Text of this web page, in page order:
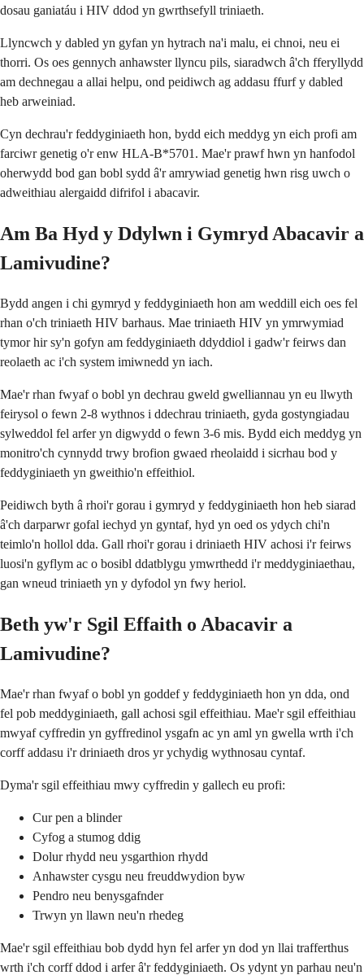
dosau ganiatáu i HIV ddod yn gwrthsefyll triniaeth.
Llyncwch y dabled yn gyfan yn hytrach na'i malu, ei chnoi, neu ei
thorri. Os oes gennych anhawster llyncu pils, siaradwch â'ch fferyllydd
am dechnegau a allai helpu, ond peidiwch ag addasu ffurf y dabled
heb arweiniad.
Cyn dechrau'r feddyginiaeth hon, bydd eich meddyg yn eich profi am
farciwr genetig o'r enw HLA-B*5701. Mae'r prawf hwn yn hanfodol
oherwydd bod gan bobl sydd â'r amrywiad genetig hwn risg uwch o
adweithiau alergaidd difrifol i abacavir.
Am Ba Hyd y Ddylwn i Gymryd Abacavir a
Lamivudine?
Bydd angen i chi gymryd y feddyginiaeth hon am weddill eich oes fel
rhan o'ch triniaeth HIV barhaus. Mae triniaeth HIV yn ymrwymiad
tymor hir sy'n gofyn am feddyginiaeth ddyddiol i gadw'r feirws dan
reolaeth ac i'ch system imiwnedd yn iach.
Mae'r rhan fwyaf o bobl yn dechrau gweld gwelliannau yn eu llwyth
feirysol o fewn 2-8 wythnos i ddechrau triniaeth, gyda gostyngiadau
sylweddol fel arfer yn digwydd o fewn 3-6 mis. Bydd eich meddyg yn
monitro'ch cynnydd trwy brofion gwaed rheolaidd i sicrhau bod y
feddyginiaeth yn gweithio'n effeithiol.
Peidiwch byth â rhoi'r gorau i gymryd y feddyginiaeth hon heb siarad
â'ch darparwr gofal iechyd yn gyntaf, hyd yn oed os ydych chi'n
teimlo'n hollol dda. Gall rhoi'r gorau i driniaeth HIV achosi i'r feirws
luosi'n gyflym ac o bosibl ddatblygu ymwrthedd i'r meddyginiaethau,
gan wneud triniaeth yn y dyfodol yn fwy heriol.
Beth yw'r Sgil Effaith o Abacavir a
Lamivudine?
Mae'r rhan fwyaf o bobl yn goddef y feddyginiaeth hon yn dda, ond
fel pob meddyginiaeth, gall achosi sgil effeithiau. Mae'r sgil effeithiau
mwyaf cyffredin yn gyffredinol ysgafn ac yn aml yn gwella wrth i'ch
corff addasu i'r driniaeth dros yr ychydig wythnosau cyntaf.
Dyma'r sgil effeithiau mwy cyffredin y gallech eu profi:
Cur pen a blinder
Cyfog a stumog ddig
Dolur rhydd neu ysgarthion rhydd
Anhawster cysgu neu freuddwydion byw
Pendro neu benysgafnder
Trwyn yn llawn neu'n rhedeg
Mae'r sgil effeithiau bob dydd hyn fel arfer yn dod yn llai trafferthus
wrth i'ch corff ddod i arfer â'r feddyginiaeth. Os ydynt yn parhau neu'n